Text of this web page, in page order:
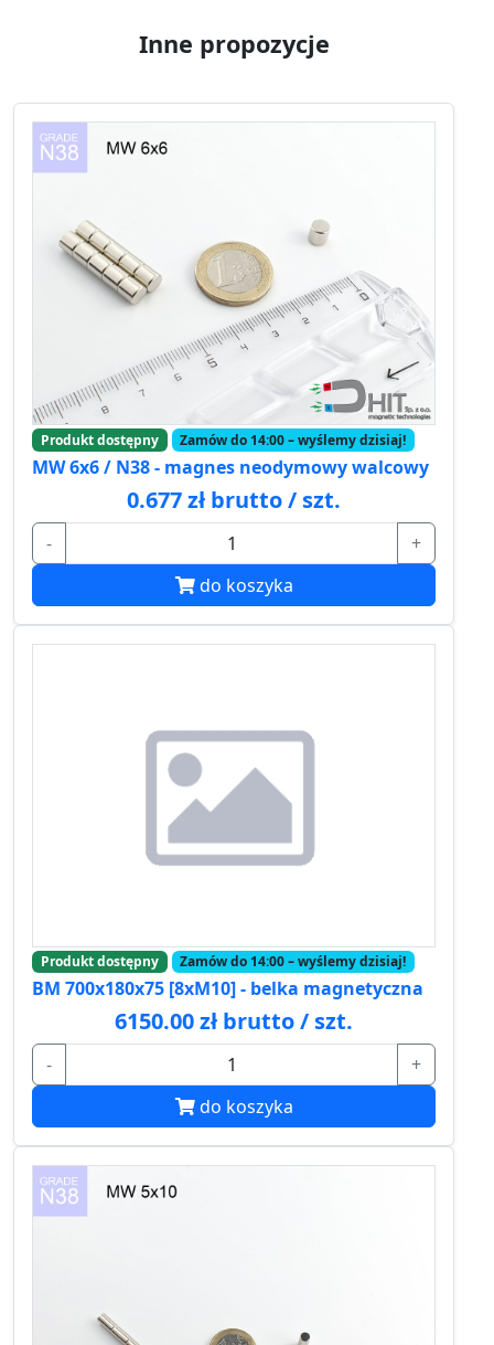
Inne propozycje
Produkt dostępny Zamów do 14:00 – wyślemy dzisiaj!
MW 6x6 / N38 - magnes neodymowy walcowy
0.677 zł brutto / szt.
-
+
do koszyka
Produkt dostępny Zamów do 14:00 – wyślemy dzisiaj!
BM 700x180x75 [8xM10] - belka magnetyczna
6150.00 zł brutto / szt.
-
+
do koszyka